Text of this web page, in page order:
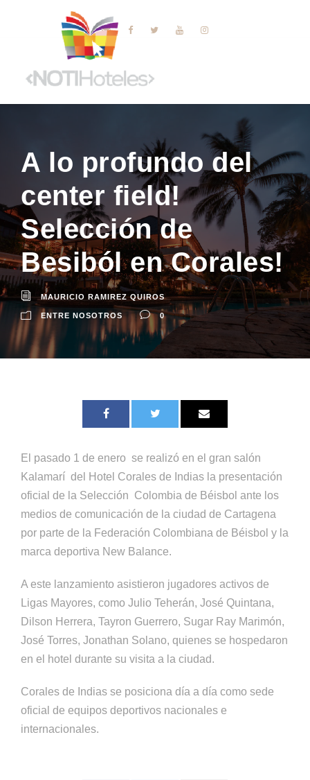
A lo profundo del
center field!
Selección de
Besiból en Corales!
MAURICIO RAMIREZ QUIROS
ENTRE NOSOTROS 0
El pasado 1 de enero se realizó en el gran salón
Kalamarí del Hotel Corales de Indias la presentación
oficial de la Selección Colombia de Béisbol ante los
medios de comunicación de la ciudad de Cartagena
por parte de la Federación Colombiana de Béisbol y la
marca deportiva New Balance.
A este lanzamiento asistieron jugadores activos de
Ligas Mayores, como Julio Teherán, José Quintana,
Dilson Herrera, Tayron Guerrero, Sugar Ray Marimón,
José Torres, Jonathan Solano, quienes se hospedaron
en el hotel durante su visita a la ciudad.
Corales de Indias se posiciona día a día como sede
oficial de equipos deportivos nacionales e
internacionales.